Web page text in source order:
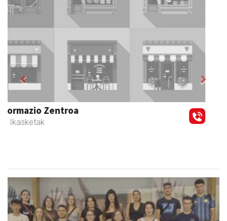
Barn trasteleku eta biltegi txikien alokairua
Urnieta - Trastelekuak
Previous